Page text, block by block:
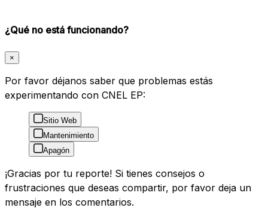
¿Qué no está funcionando?
×
Por favor déjanos saber que problemas estás
experimentando con CNEL EP:
Sitio Web
Mantenimiento
Apagón
¡Gracias por tu reporte! Si tienes consejos o
frustraciones que deseas compartir, por favor deja un
mensaje en los comentarios.